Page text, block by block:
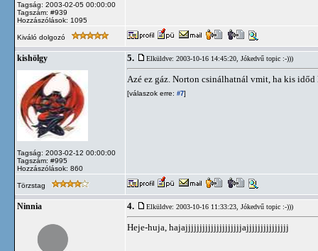
Tagság: 2003-02-05 00:00:00
Tagszám: #939
Hozzászólások: 1095
Kiváló dolgozó
kishölgy
Tagság: 2003-02-12 00:00:00
Tagszám: #995
Hozzászólások: 860
5. Elküldve: 2003-10-16 14:45:20, Jókedvű topic :-)))
Azé ez gáz. Norton csinálhatnál vmit, ha kis időd
[válaszok erre: #7]
Törzstag
Ninnia 4. Elküldve: 2003-10-16 11:33:23, Jókedvű topic :-)))
Heje-huja, hajajjjjjjjjjjjjjjjjjjjjajjjjjjjjjjjjjjj